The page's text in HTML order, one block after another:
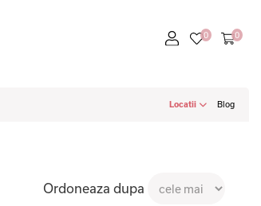
Locatii Blog
Ordoneaza dupa